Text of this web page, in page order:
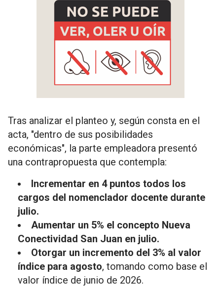
Tras analizar el planteo y, según consta en el
acta, "dentro de sus posibilidades
económicas", la parte empleadora presentó
una contrapropuesta que contempla:
Incrementar en 4 puntos todos los
cargos del nomenclador docente durante
julio.
Aumentar un 5% el concepto Nueva
Conectividad San Juan en julio.
Otorgar un incremento del 3% al valor
índice para agosto, tomando como base el
valor índice de junio de 2026.